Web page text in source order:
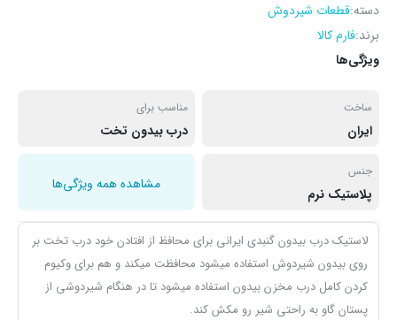
دسته:قطعات شیردوش
برند:فارم کالا
ویژگی‌ها
ساخت
ایران
مناسب برای
درب بیدون تخت
جنس
پلاستیک نرم
مشاهده همه ویژگی‌ها
لاستیک درب بیدون گنبدی ایرانی برای محافظ از افتادن خود درب تخت بر
روی بیدون شیردوش استفاده میشود محافظت میکند و هم برای وکیوم
کردن کامل درب مخزن بیدون استفاده میشود تا در هنگام شیردوشی از
پستان گاو به راحتی شیر رو مکش کند.